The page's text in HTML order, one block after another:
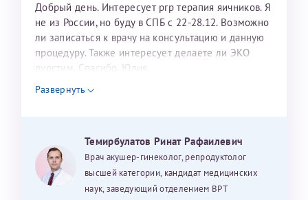
Добрый день. Интересует prp терапия яичников. Я
не из России, но буду в СПБ с 22-28.12. Возможно
ли записаться к врачу на консультацию и данную
процедуру. Также интересует делаете ли ЭКО
дуостим. Спасибо. Юлия
Развернуть
Темирбулатов Ринат Рафаилевич
Врач акушер-гинеколог, репродуктолог
высшей категории, кандидат медицинских
наук, заведующий отделением ВРТ